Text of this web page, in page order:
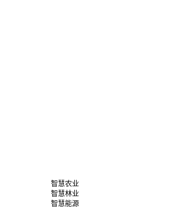
智慧农业
智慧林业
智慧能源